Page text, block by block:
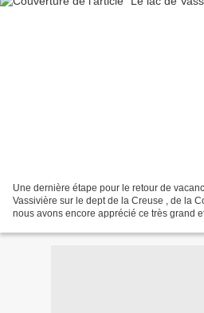
Une dernière étape pour le retour de
Vassivière sur le dept de la Creuse , de la
nous avons encore apprécié ce très grand